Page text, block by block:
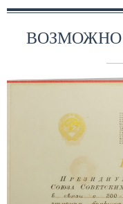
ВОЗМОЖНО